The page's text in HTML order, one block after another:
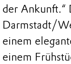
der Ankunft.“
Darmstadt/
einem
einem